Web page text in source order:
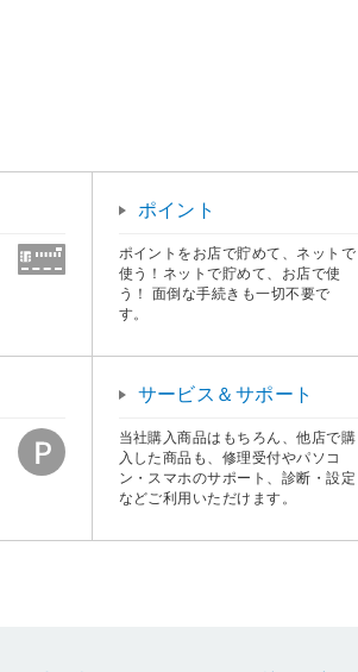
ポイント
ポイントをお店で貯めて、ネットで
使う！ネットで貯めて、お店で使
う！ 面倒な手続きも一切不要で
す。
サービス＆サポート
当社購入商品はもちろん、他店で購
入した商品も、修理受付やパソコ
ン・スマホのサポート、診断・設定
などご利用いただけます。